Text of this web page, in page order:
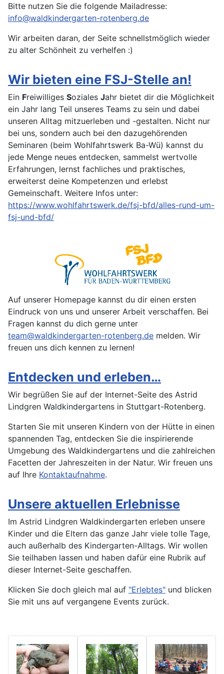
Bitte nutzen Sie die folgende Mailadresse:
info@waldkindergarten-rotenberg.de
Wir arbeiten daran, der Seite schnellstmöglich wieder
zu alter Schönheit zu verhelfen :)
Wir bieten eine FSJ-Stelle an!
Ein Freiwilliges Soziales Jahr bietet dir die Möglichkeit
ein Jahr lang Teil unseres Teams zu sein und dabei
unseren Alltag mitzuerleben und -gestalten. Nicht nur
bei uns, sondern auch bei den dazugehörenden
Seminaren (beim Wohlfahrtswerk Ba-Wü) kannst du
jede Menge neues entdecken, sammelst wertvolle
Erfahrungen, lernst fachliches und praktisches,
erweiterst deine Kompetenzen und erlebst
Gemeinschaft. Weitere Infos unter:
https://www.wohlfahrtswerk.de/fsj-bfd/alles-rund-um-
fsj-und-bfd/
Auf unserer Homepage kannst du dir einen ersten
Eindruck von uns und unserer Arbeit verschaffen. Bei
Fragen kannst du dich gerne unter
team@waldkindergarten-rotenberg.de melden. Wir
freuen uns dich kennen zu lernen!
Entdecken und erleben…
Wir begrüßen Sie auf der Internet-Seite des Astrid
Lindgren Waldkindergartens in Stuttgart-Rotenberg.
Starten Sie mit unseren Kindern von der Hütte in einen
spannenden Tag, entdecken Sie die inspirierende
Umgebung des Waldkindergartens und die zahlreichen
Facetten der Jahreszeiten in der Natur. Wir freuen uns
auf Ihre Kontaktaufnahme.
Unsere aktuellen Erlebnisse
Im Astrid Lindgren Waldkindergarten erleben unsere
Kinder und die Eltern das ganze Jahr viele tolle Tage,
auch außerhalb des Kindergarten-Alltags. Wir wollen
Sie teilhaben lassen und haben dafür eine Rubrik auf
dieser Internet-Seite geschaffen.
Klicken Sie doch gleich mal auf "Erlebtes" und blicken
Sie mit uns auf vergangene Events zurück.